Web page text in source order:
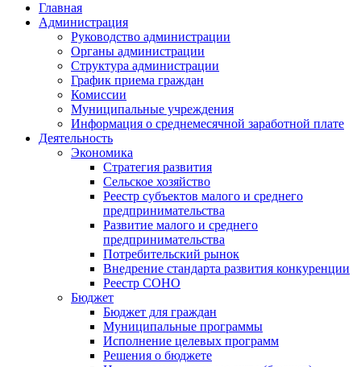
Главная
Администрация
Руководство администрации
Органы администрации
Структура администрации
График приема граждан
Комиссии
Муниципальные учреждения
Информация о среднемесячной заработной плате
Деятельность
Экономика
Стратегия развития
Сельское хозяйство
Реестр субъектов малого и среднего
предпринимательства
Развитие малого и среднего
предпринимательства
Потребительский рынок
Внедрение стандарта развития конкуренции
Реестр СОНО
Бюджет
Бюджет для граждан
Муниципальные программы
Исполнение целевых программ
Решения о бюджете